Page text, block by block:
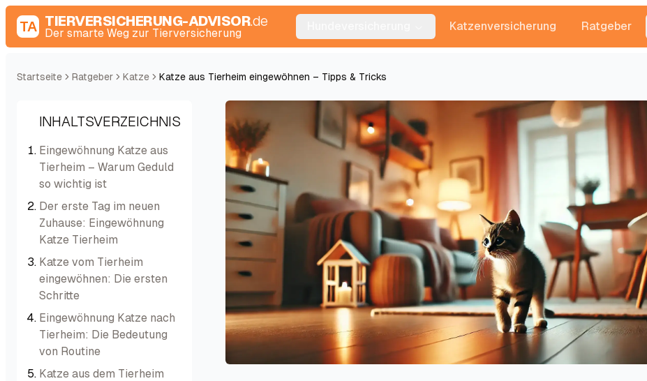
TA TIERVERSICHERUNG-ADVISOR.de
Der smarte Weg zur Tierversicherung
Katzenversicherung Ratgeber
Startseite Ratgeber Katze Katze aus Tierheim eingewöhnen – Tipps & Tricks
INHALTSVERZEICHNIS
Eingewöhnung Katze aus
Tierheim – Warum Geduld
so wichtig ist
Der erste Tag im neuen
Zuhause: Eingewöhnung
Katze Tierheim
Katze vom Tierheim
eingewöhnen: Die ersten
Schritte
Eingewöhnung Katze nach
Tierheim: Die Bedeutung
von Routine
Katze aus dem Tierheim